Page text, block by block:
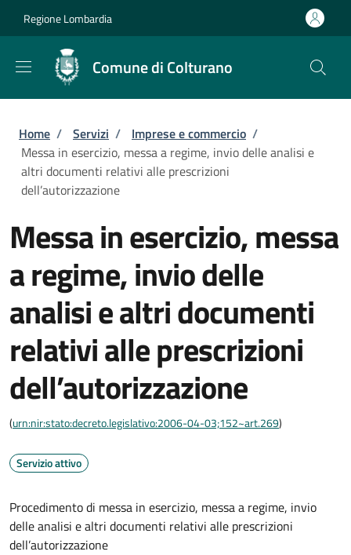
Regione Lombardia
Comune di Colturano
Briciole di pane
Home / Servizi / Imprese e commercio /
Messa in esercizio, messa a regime, invio delle analisi e
altri documenti relativi alle prescrizioni
dell’autorizzazione
Messa in esercizio, messa
a regime, invio delle
analisi e altri documenti
relativi alle prescrizioni
dell’autorizzazione
(urn:nir:stato:decreto.legislativo:2006-04-03;152~art.269)
Servizio attivo
Procedimento di messa in esercizio, messa a regime, invio
delle analisi e altri documenti relativi alle prescrizioni
dell’autorizzazione